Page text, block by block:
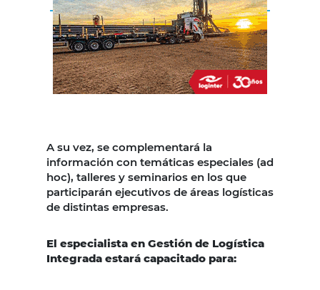
A su vez, se complementará la
información con temáticas especiales (ad
hoc), talleres y seminarios en los que
participarán ejecutivos de áreas logísticas
de distintas empresas.
El especialista en Gestión de Logística
Integrada estará capacitado para: